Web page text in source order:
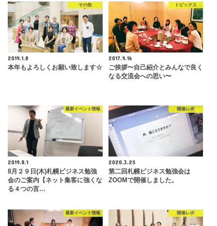
その他
2019.1.8
本年もよろしくお願い致します☆
トピックス
2017.9.16
ご挨拶〜自己紹介とみんなで良く
なる交流会への思い〜
最新イベント情報
2019.8.1
8月２９日(木)札幌ビジネス勉強
会のご案内【ネット集客に強くな
る４つの言…
開催レポ
2020.3.25
第二回札幌ビジネス勉強会は
ZOOMで開催しました。
最新イベント情報 開催レポ